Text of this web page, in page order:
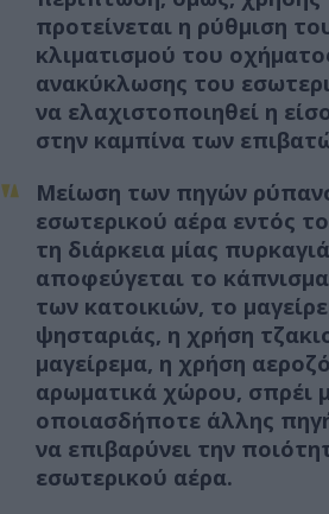
προτείνεται η ρύθμιση
κλιματισμού του
ανακύκλωσης του
να ελαχιστοποιηθεί η
στην καμπίνα των
Μείωση των πηγών
εσωτερικού αέρα εντός
τη διάρκεια μίας
αποφεύγεται το
των κατοικιών, το
ψησταριάς, η χρήση
μαγείρεμα, η χρήση
αρωματικά χώρου, σπρέι
οποιασδήποτε άλλης
να επιβαρύνει την
εσωτερικού αέρα.